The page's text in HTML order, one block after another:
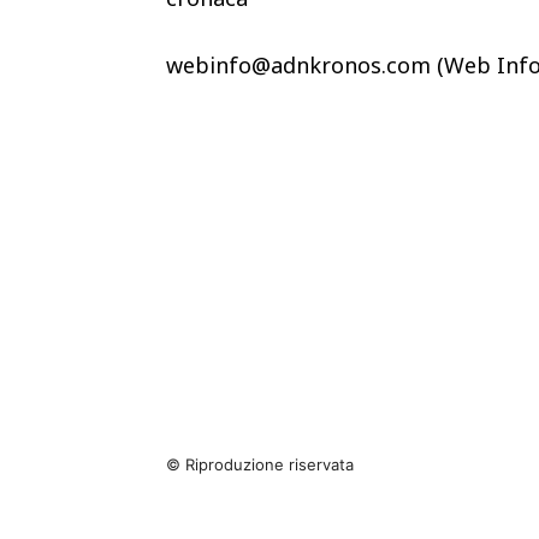
webinfo@adnkronos.com (Web
© Riproduzione riservata